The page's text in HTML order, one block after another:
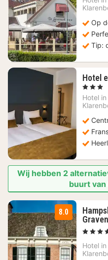
Op
Tip:
Hotel
, 3 Sterren
Hotel in
Wij hebben 2
buurt
8.0
, 4
Hotel in